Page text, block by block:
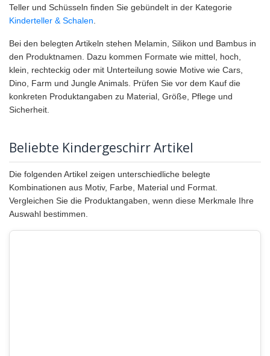
Teller und Schüsseln finden Sie gebündelt in der Kategorie
Kinderteller & Schalen.
Bei den belegten Artikeln stehen Melamin, Silikon und Bambus in
den Produktnamen. Dazu kommen Formate wie mittel, hoch,
klein, rechteckig oder mit Unterteilung sowie Motive wie Cars,
Dino, Farm und Jungle Animals. Prüfen Sie vor dem Kauf die
konkreten Produktangaben zu Material, Größe, Pflege und
Sicherheit.
Beliebte Kindergeschirr Artikel
Die folgenden Artikel zeigen unterschiedliche belegte
Kombinationen aus Motiv, Farbe, Material und Format.
Vergleichen Sie die Produktangaben, wenn diese Merkmale Ihre
Auswahl bestimmen.